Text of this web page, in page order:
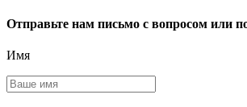
Отправьте нам письмо с вопросом или
Имя